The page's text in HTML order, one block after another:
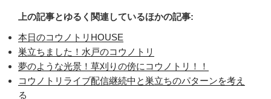
上の記事とゆるく関連しているほかの記事:
本日のコウノトリHOUSE
巣立ちました！水戸のコウノトリ
夢のような光景！草刈りの傍にコウノトリ！！
コウノトリライブ配信継続中と巣立ちのパターンを考え
る